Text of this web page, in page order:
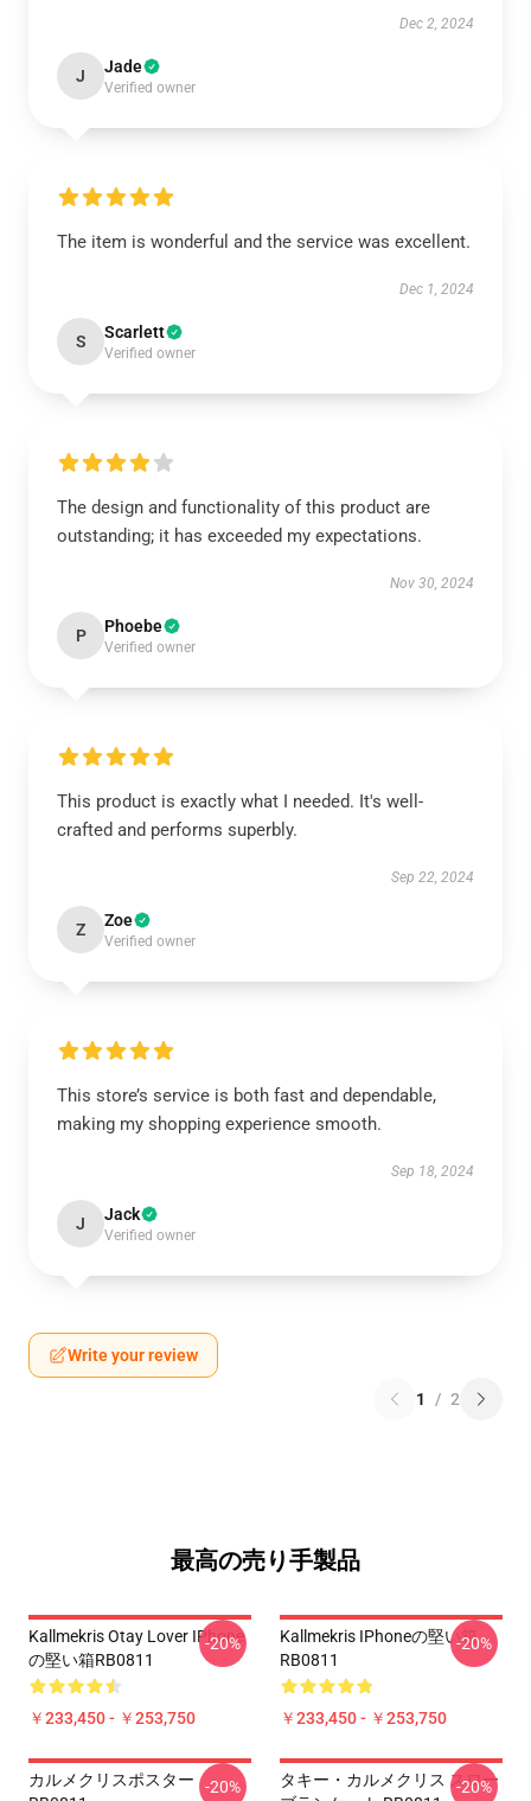
Dec 2, 2024
J Jade
Verified owner
The item is wonderful and the service was excellent.
Dec 1, 2024
S Scarlett
Verified owner
The design and functionality of this product are
outstanding; it has exceeded my expectations.
Nov 30, 2024
P Phoebe
Verified owner
This product is exactly what I needed. It's well-
crafted and performs superbly.
Sep 22, 2024
Z Zoe
Verified owner
This store’s service is both fast and dependable,
making my shopping experience smooth.
Sep 18, 2024
J Jack
Verified owner
Write your review
1 / 2
最高の売り手製品
Kallmekris Otay Lover IPhone
の堅い箱RB0811
￥233,450 - ￥253,750
-20%
Kallmekris IPhoneの堅い箱
RB0811
￥233,450 - ￥253,750
-20%
カルメクリスポスター
-20%
タキー・カルメクリス スロー
-20%